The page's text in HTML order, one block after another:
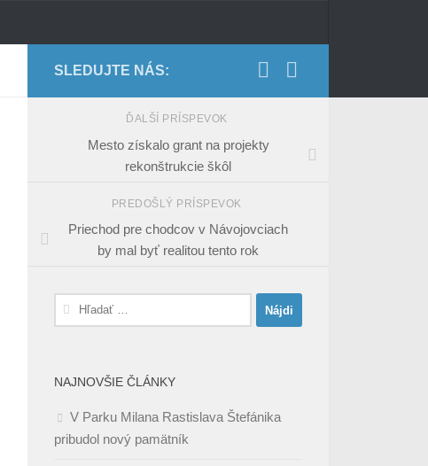
SLEDUJTE NÁS:
ĎALŠÍ PRÍSPEVOK
Mesto získalo grant na projekty
rekonštrukcie škôl
PREDOŠLÝ PRÍSPEVOK
Priechod pre chodcov v Návojovciach
by mal byť realitou tento rok
Hľadať:
NAJNOVŠIE ČLÁNKY
V Parku Milana Rastislava Štefánika
pribudol nový pamätník